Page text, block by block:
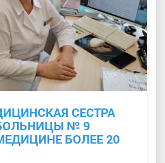
СЕСТРА
№ 9
БОЛЕЕ 20